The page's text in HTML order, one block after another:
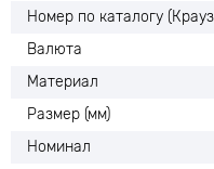
Номер по каталогу
Валюта
Материал
Размер (мм)
Номинал